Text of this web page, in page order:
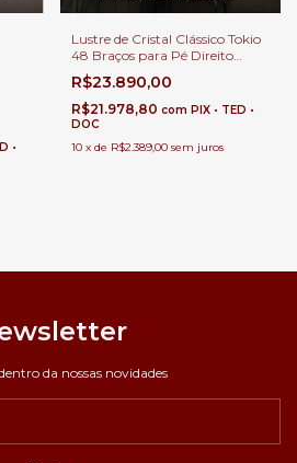
•
Lustre de Cristal Clássico Tokio
48 Braços para Pé Direito
Duplo
R$23.890,00
R$21.978,80 com PIX • TED •
DOC
10 x de R$2.389,00 sem juros
da nossas novidades